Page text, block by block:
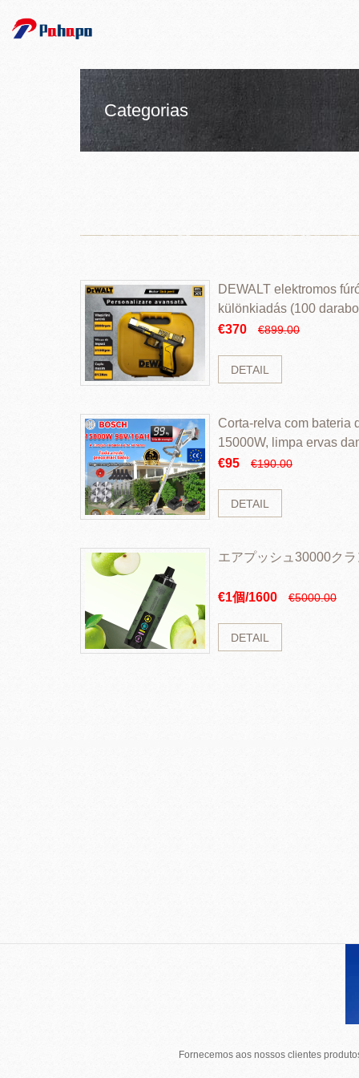
Categorias
DEWALT elektromos
különkiadás (100
€370
€899.00
DETAIL
Corta-relva com bateria
15000W, limpa ervas
rapidamente
€95 €190.00
DETAIL
エアプッシュ30000ク
€1個/1600 €5000.00
DETAIL
Fornecemos aos nossos clientes